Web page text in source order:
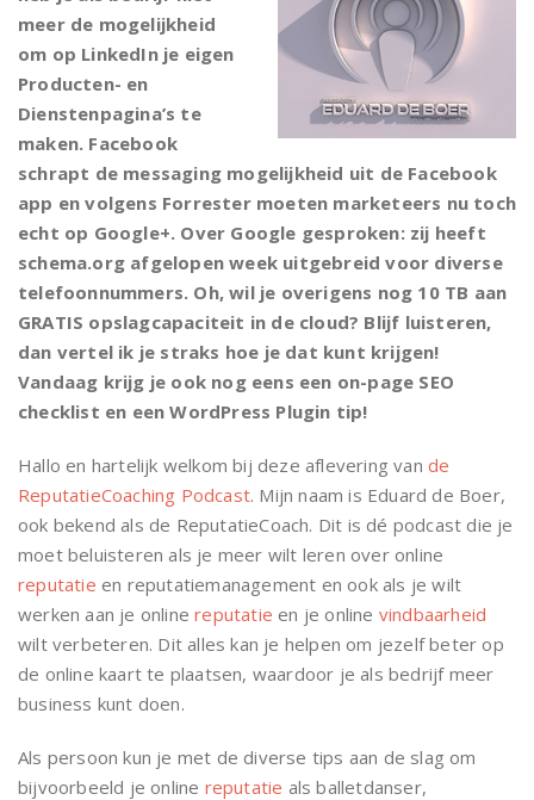
meer de mogelijkheid
om op LinkedIn je eigen
Producten- en
Dienstenpagina’s te
maken. Facebook
schrapt de messaging mogelijkheid uit de Facebook
app en volgens Forrester moeten marketeers nu toch
echt op Google+. Over Google gesproken: zij heeft
schema.org afgelopen week uitgebreid voor diverse
telefoonnummers. Oh, wil je overigens nog 10 TB aan
GRATIS opslagcapaciteit in de cloud? Blijf luisteren,
dan vertel ik je straks hoe je dat kunt krijgen!
Vandaag krijg je ook nog eens een on-page SEO
checklist en een WordPress Plugin tip!
Hallo en hartelijk welkom bij deze aflevering vande
ReputatieCoaching Podcast. Mijn naam is Eduard de Boer,
ook bekend als de ReputatieCoach. Dit is dé podcast die je
moet beluisteren als je meer wilt leren over online
reputatie en reputatiemanagement en ook als je wilt
werken aan je onlinereputatie en je online vindbaarheid
wilt verbeteren. Dit alles kan je helpen om jezelf beter op
de online kaart te plaatsen, waardoor je als bedrijf meer
business kunt doen.
Als persoon kun je met de diverse tips aan de slag om
bijvoorbeeld je online reputatie als balletdanser,